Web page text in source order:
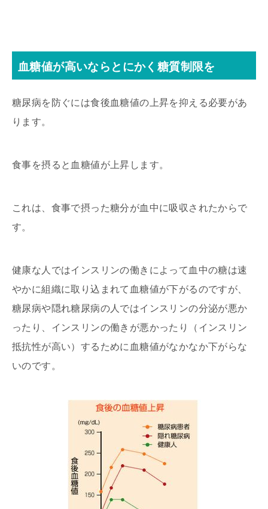
血糖値が高いならとにかく糖質制限を
糖尿病を防ぐには食後血糖値の上昇を抑える必要があ
ります。
食事を摂ると血糖値が上昇します。
これは、食事で摂った糖分が血中に吸収されたからで
す。
健康な人ではインスリンの働きによって血中の糖は速
やかに組織に取り込まれて血糖値が下がるのですが、
糖尿病や隠れ糖尿病の人ではインスリンの分泌が悪か
ったり、インスリンの働きが悪かったり（インスリン
抵抗性が高い）するために血糖値がなかなか下がらな
いのです。